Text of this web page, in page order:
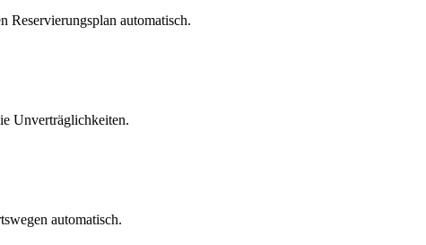
Reservierungsplan automatisch.
Unverträglichkeiten.
automatisch.